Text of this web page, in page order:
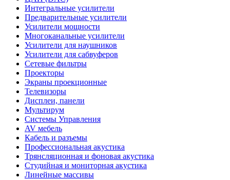
Интегральные усилители
Предварительные усилители
Усилители мощности
Многоканальные усилители
Усилители для наушников
Усилители для сабвуферов
Сетевые фильтры
Проекторы
Экраны проекционные
Телевизоры
Дисплеи, панели
Мультирум
Системы Управления
AV мебель
Кабель и разъемы
Профессиональная акустика
Трянсляционная и фоновая акустика
Студийная и мониторная акустика
Линейные массивы